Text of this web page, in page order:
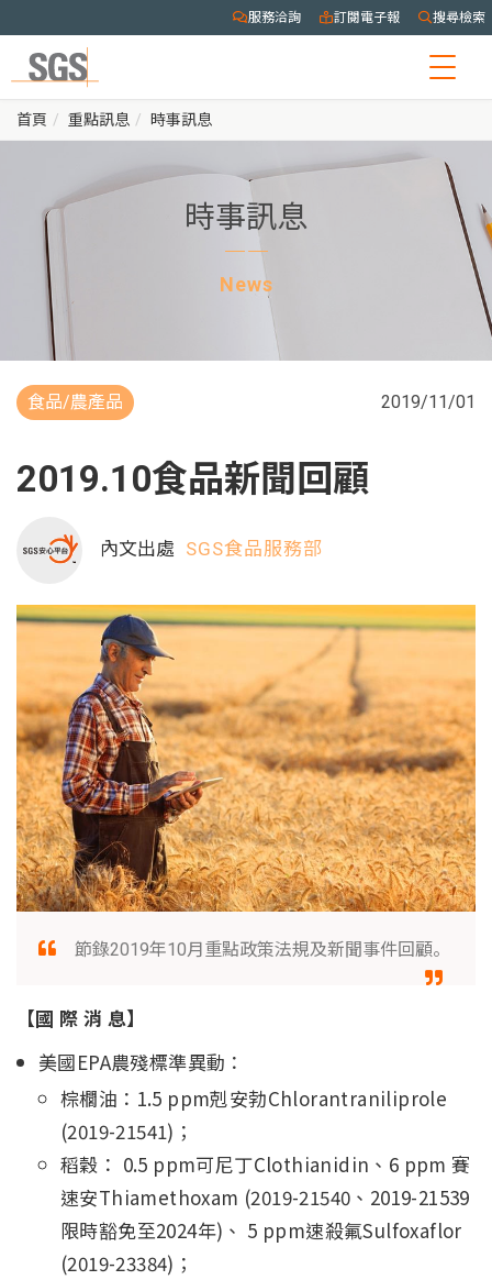
服務洽詢 訂閱電子報 搜尋檢索
首頁 重點訊息 時事訊息
時事訊息
News
食品/農產品 2019/11/01
2019.10食品新聞回顧
內文出處 SGS食品服務部
節錄2019年10月重點政策法規及新聞事件回顧。
【國 際 消 息】
美國EPA農殘標準異動：
棕櫚油：1.5 ppm剋安勃Chlorantraniliprole
(2019-21541)；
稻穀： 0.5 ppm可尼丁Clothianidin、6 ppm 賽
速安Thiamethoxam (2019-21540、2019-21539
限時豁免至2024年)、 5 ppm速殺氟Sulfoxaflor
(2019-23384)；